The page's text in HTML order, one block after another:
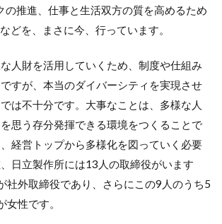
の推進、仕事と生活双方の質を高めるため
どを、まさに今、行っています。
人財を活用していくため、制度や仕組み
すが、本当のダイバーシティを実現させ
は不十分です。大事なことは、多様な人
思う存分発揮できる環境をつくることで
経営トップから多様化を図っていく必要
日立製作所には13人の取締役がいます
社外取締役であり、さらにこの9人のうち5
女性です。